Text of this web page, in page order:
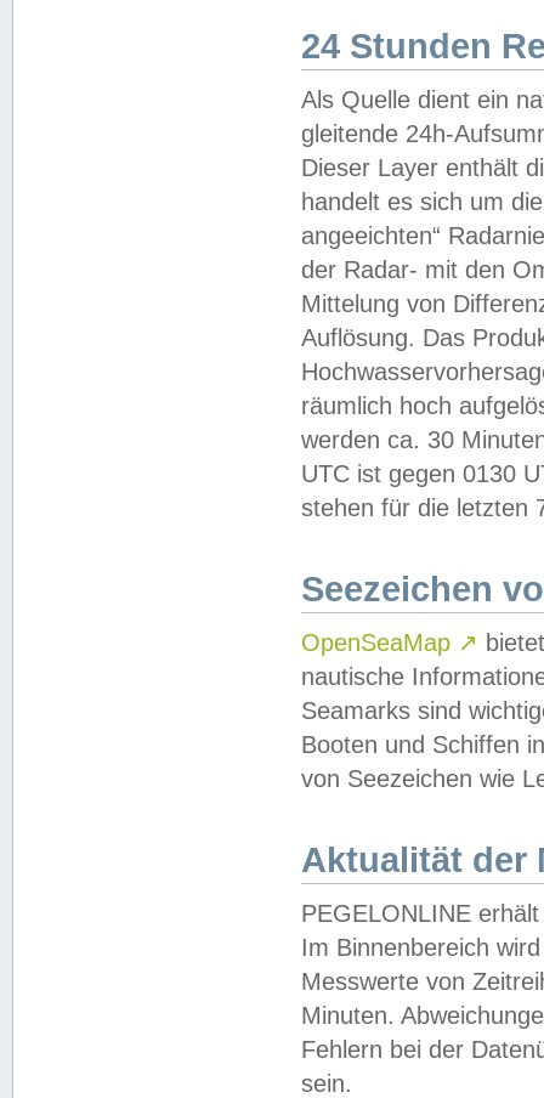
24 Stunden
Als Quelle dient ein
gleitende 24h-
Dieser Layer enthält
handelt es sich um
angeeichten“
der Radar- mit den
Mittelung von
Auflösung. Das
räumlich hoch
werden ca. 30
UTC ist gegen 0130
stehen für die letzten
Seezeichen
OpenSeaMap ↗
nautische
Seamarks sind
Booten und Schiffen
von Seezeichen wie
Aktualität der
PEGELONLINE
Im Binnenbereich
Messwerte von
Minuten.
Fehlern bei der
sein.